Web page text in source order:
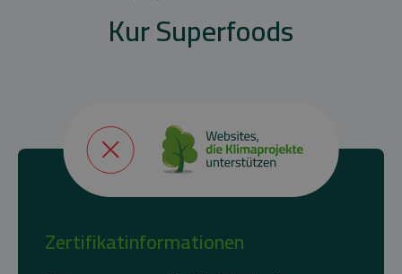
Kur Superfoods
Zertifikatinformationen